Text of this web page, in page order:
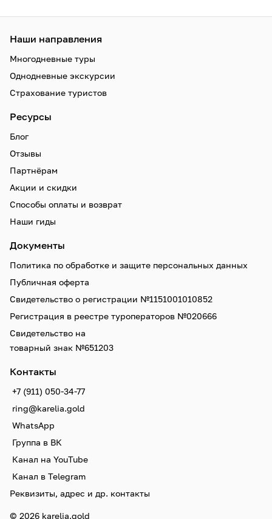
Наши направления
Многодневные туры
Однодневные экскурсии
Страхование туристов
Ресурсы
Блог
Отзывы
Партнёрам
Акции и скидки
Способы оплаты и возврат
Наши гиды
Документы
Политика по обработке и защите персональных данных
Публичная оферта
Свидетельство о регистрации №1151001010852
Регистрация в реестре туроператоров №020666
Свидетельство на
товарный знак №651203
Контакты
+7 (911) 050-34-77
ring@karelia.gold
WhatsApp
Группа в ВК
Канал на YouTube
Канал в Telegram
Реквизиты, адрес и др. контакты
© 2026 karelia.gold